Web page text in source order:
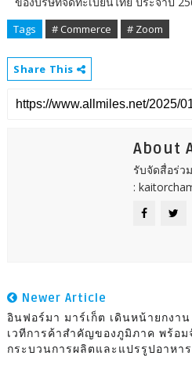
Tags # Commerce # Zoom
Share This
About
รับจัดสื่อร่ว
:
Newer Article
อินฟอร์มา มาร์เก็ต เดินหน้ายกงา
เวทีการค้าสำคัญของภูมิภาค พร้อ
กระบวนการผลิตและแปรรูปอาหา